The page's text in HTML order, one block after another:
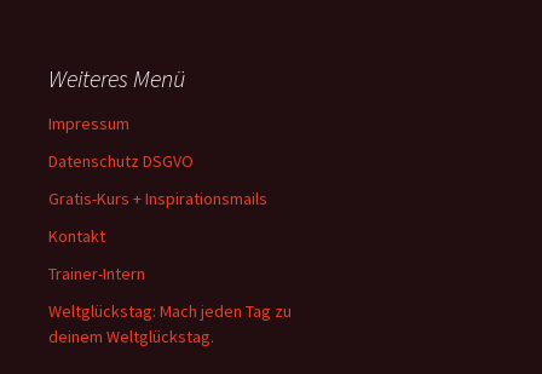
Weiteres Menü
Impressum
Datenschutz DSGVO
Gratis-Kurs + Inspirationsmails
Kontakt
Trainer-Intern
Weltglückstag: Mach jeden Tag zu
deinem Weltglückstag.